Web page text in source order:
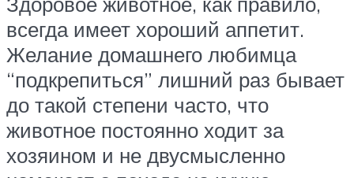
всегда имеет хороший аппетит.
Желание домашнего любимца
“подкрепиться” лишний раз бывает
до такой степени часто, что
животное постоянно ходит за
хозяином и не двусмысленно